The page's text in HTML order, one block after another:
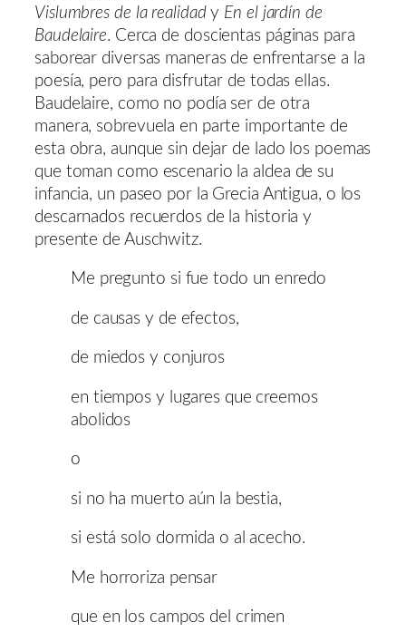
Vislumbres de la realidady En el jardín de
Baudelaire. Cerca de doscientas páginas para
saborear diversas maneras de enfrentarse a la
poesía, pero para disfrutar de todas ellas.
Baudelaire, como no podía ser de otra
manera, sobrevuela en parte importante de
esta obra, aunque sin dejar de lado los poemas
que toman como escenario la aldea de su
infancia, un paseo por la Grecia Antigua, o los
descarnados recuerdos de la historia y
presente de Auschwitz.
Me pregunto si fue todo un enredo
de causas y de efectos,
de miedos y conjuros
en tiempos y lugares que creemos
abolidos
o
si no ha muerto aún la bestia,
si está solo dormida o al acecho.
Me horroriza pensar
que en los campos del crimen